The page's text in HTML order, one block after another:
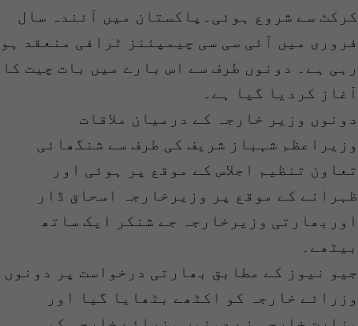
کرکٹ سے شروع ہوئی۔پاکستان میں آئندہ سال
فروری میں آئی سی سی چیمپئنز ٹرافی منعقد ہو
رہی ہے۔ دونوں طرف سے اس بارے میں بات چیت کا
آغاز کردیا گیا ہے۔
دونوں وزیر خارجہ کے درمیان ملاقات
وزیراعظم شہباز شریف کی طرف سے شنگھائی
تعاون تنظیم اجلاس کے موقع پر ہوئی اور
ظہرانے کے موقع پر وزیرخارجہ اسحاق ڈار
اوربھارتی وزیرخارجہ جے شنکر ایک ساتھ
بیٹھے۔
جیو نیوز کے مطابق بھارتی درخواست پر دونوں
وزرائے خارجہ کو اکٹھے بٹھایا گیا اور
وزارت خارجہ نے دونوں وزرائے خارجہ کو